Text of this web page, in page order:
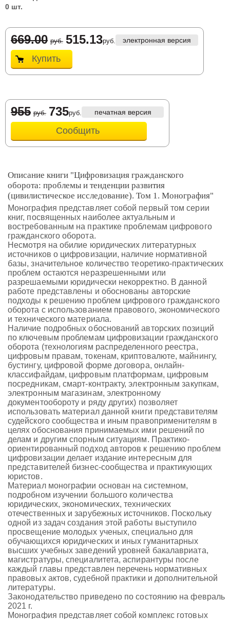
0 шт.
669.00 руб. 515.13руб. электронная версия
Купить
955 руб. 735руб. печатная версия
Сообщить
Описание книги "Цифровизация гражданского
оборота: проблемы и тенденции развития
(цивилистическое исследование). Том 1. Монография"
Монография представляет собой первый том серии
книг, посвященных наиболее актуальным и
востребованным на практике проблемам цифрового
гражданского оборота.
Несмотря на обилие юридических литературных
источников о цифровизации, наличие нормативной
базы, значительное количество теоретико-практических
проблем остаются неразрешенными или
разрешаемыми юридически некорректно. В данной
работе представлены и обоснованы авторские
подходы к решению проблем цифрового гражданского
оборота с использованием правового, экономического
и технического материала.
Наличие подробных обоснований авторских позиций
по ключевым проблемам цифровизации гражданского
оборота (технологиям распределенного реестра,
цифровым правам, токенам, криптовалюте, майнингу,
бустингу, цифровой форме договора, онлайн-
классифайдам, цифровым платформам, цифровым
посредникам, смарт-контракту, электронным закупкам,
электронным магазинам, электронному
документообороту и ряду других) позволяет
использовать материал данной книги представителям
судейского сообщества и иным правоприменителям в
целях обоснования принимаемых ими решений по
делам и другим спорным ситуациям. Практико-
ориентированный подход авторов к решению проблем
цифровизации делает издание интересным для
представителей бизнес-сообщества и практикующих
юристов.
Материал монографии основан на системном,
подробном изучении большого количества
юридических, экономических, технических
отечественных и зарубежных источников. Поскольку
одной из задач создания этой работы выступило
просвещение молодых ученых, специально для
обучающихся юридических и иных гуманитарных
высших учебных заведений уровней бакалавриата,
магистратуры, специалитета, аспирантуры после
каждый главы представлен перечень нормативных
правовых актов, судебной практики и дополнительной
литературы.
Законодательство приведено по состоянию на февраль
2021 г.
Монография представляет собой комплекс готовых